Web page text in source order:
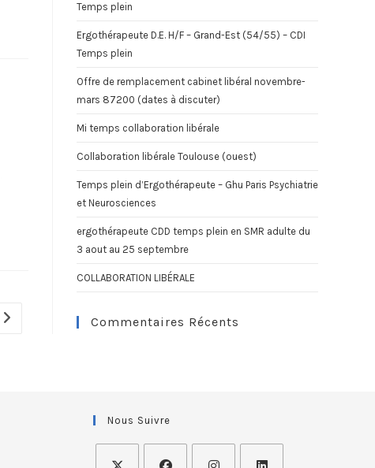
Temps plein
Ergothérapeute D.E. H/F – Grand-Est (54/55) – CDI
Temps plein
Offre de remplacement cabinet libéral novembre-
mars 87200 (dates à discuter)
Mi temps collaboration libérale
Collaboration libérale Toulouse (ouest)
Temps plein d’Ergothérapeute – Ghu Paris Psychiatrie
et Neurosciences
ergothérapeute CDD temps plein en SMR adulte du
3 aout au 25 septembre
COLLABORATION LIBÉRALE
Commentaires Récents
Nous Suivre